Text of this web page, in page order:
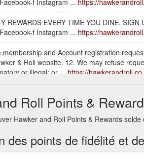
f Instagram ... https://
REWARDS EVERY TIME YOU DINE.
f Instagram ... https://
membership and Account registration
& Roll website. 12. We may refuse
or illegal; or ... https://
Facebook-f Instagram ...https://
REWARDS EVERY TIME YOU DINE.
& Fried · HAWKER ROLLS · Bowls ·
Roll Points &
Hawker and Roll Points & Rewards
des points de fidélité et